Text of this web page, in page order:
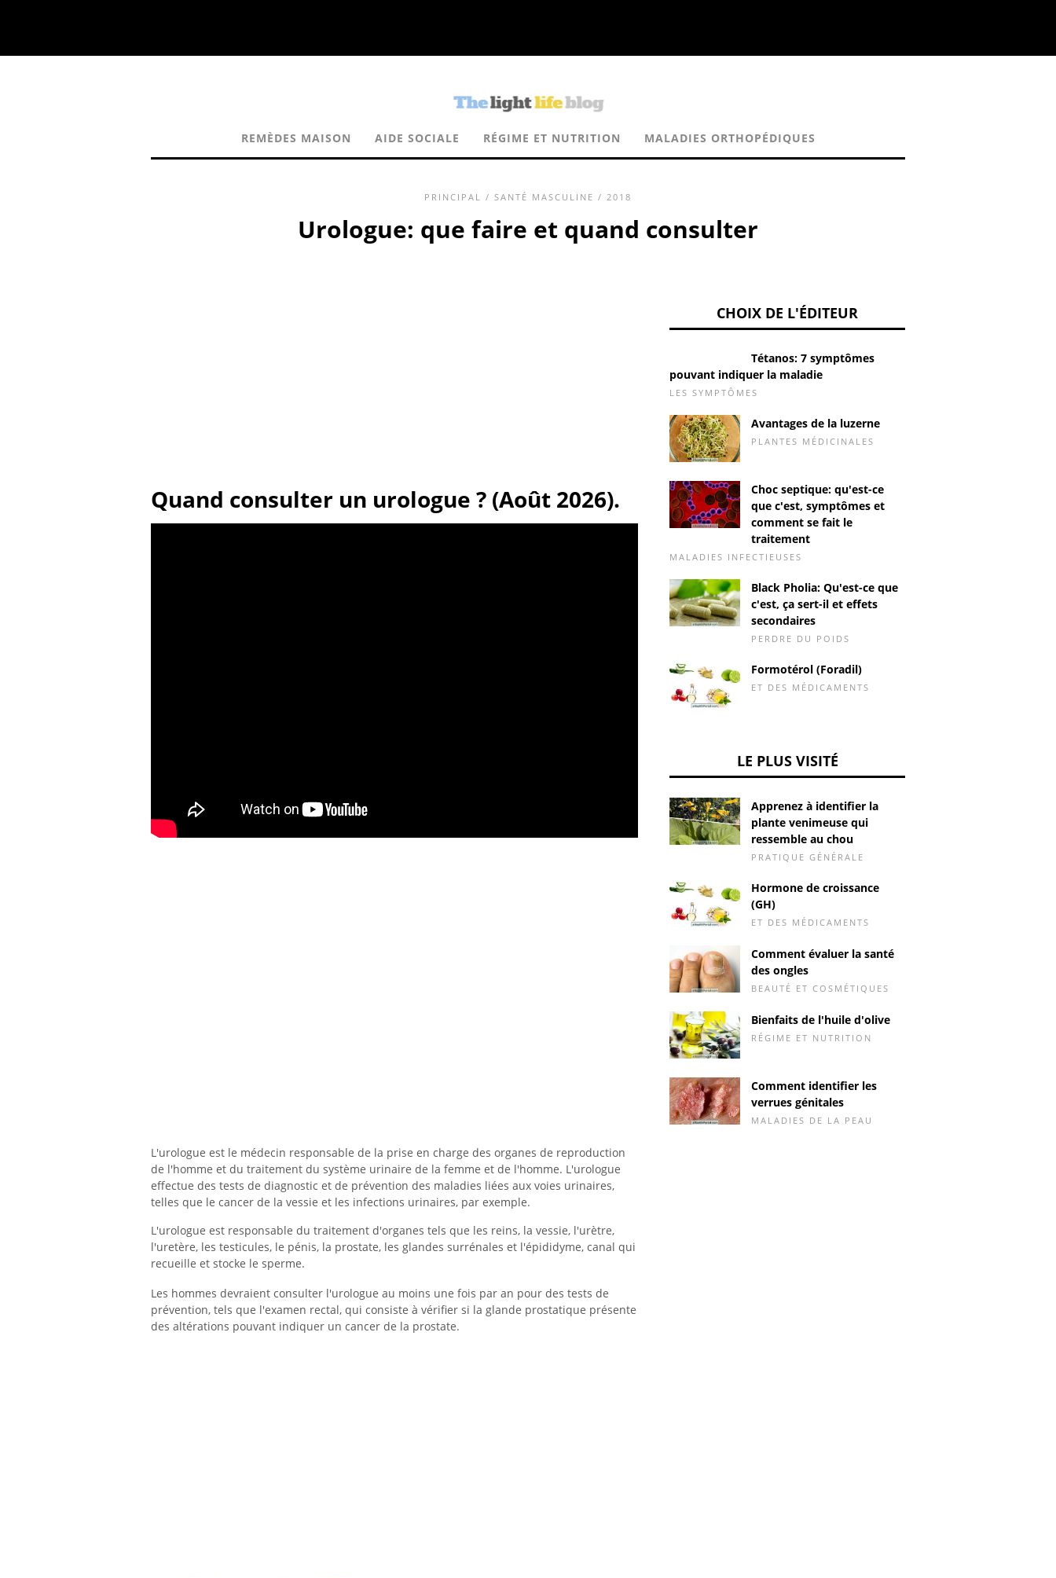
REMÈDES MAISON AIDE SOCIALE RÉGIME ET NUTRITION MALADIES ORTHOPÉDIQUES
PRINCIPAL / SANTÉ MASCULINE / 2018
Urologue: que faire et quand consulter
Quand consulter un urologue ? (Août 2026).
L'urologue est le médecin responsable de la prise en charge des organes de reproduction
de l'homme et du traitement du système urinaire de la femme et de l'homme. L'urologue
effectue des tests de diagnostic et de prévention des maladies liées aux voies urinaires,
telles que le cancer de la vessie et les infections urinaires, par exemple.
L'urologue est responsable du traitement d'organes tels que les reins, la vessie, l'urètre,
l'uretère, les testicules, le pénis, la prostate, les glandes surrénales et l'épididyme, canal qui
recueille et stocke le sperme.
Les hommes devraient consulter l'urologue au moins une fois par an pour des tests de
prévention, tels que l'examen rectal, qui consiste à vérifier si la glande prostatique présente
des altérations pouvant indiquer un cancer de la prostate.
CHOIX DE L'ÉDITEUR
Tétanos: 7 symptômes
pouvant indiquer la maladie
LES SYMPTÔMES
Avantages de la luzerne
PLANTES MÉDICINALES
Choc septique: qu'est-ce
que c'est, symptômes et
comment se fait le
traitement
MALADIES INFECTIEUSES
Black Pholia: Qu'est-ce que
c'est, ça sert-il et effets
secondaires
PERDRE DU POIDS
Formotérol (Foradil)
ET DES MÉDICAMENTS
LE PLUS VISITÉ
Apprenez à identifier la
plante venimeuse qui
ressemble au chou
PRATIQUE GÉNÉRALE
Hormone de croissance
(GH)
ET DES MÉDICAMENTS
Comment évaluer la santé
des ongles
BEAUTÉ ET COSMÉTIQUES
Bienfaits de l'huile d'olive
RÉGIME ET NUTRITION
Comment identifier les
verrues génitales
MALADIES DE LA PEAU